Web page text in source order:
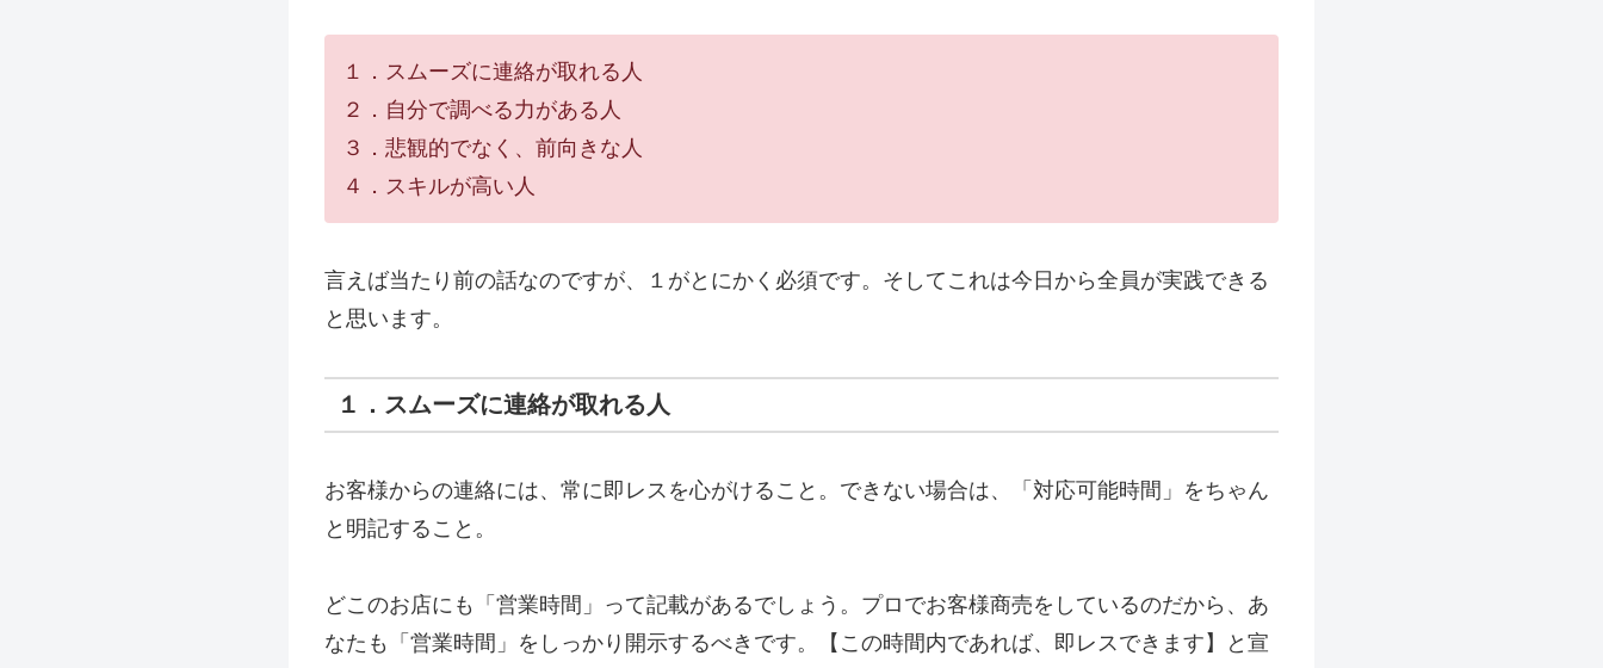
１．スムーズに連絡が取れる人
２．自分で調べる力がある人
３．悲観的でなく、前向きな人
４．スキルが高い人
言えば当たり前の話なのですが、１がとにかく必須です。そしてこれは今日から全員が実践できる
と思います。
１．スムーズに連絡が取れる人
お客様からの連絡には、常に即レスを心がけること。できない場合は、「対応可能時間」をちゃん
と明記すること。
どこのお店にも「営業時間」って記載があるでしょう。プロでお客様商売をしているのだから、あ
なたも「営業時間」をしっかり開示するべきです。【この時間内であれば、即レスできます】と宣